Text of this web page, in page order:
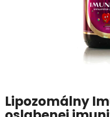
Lipozomálny